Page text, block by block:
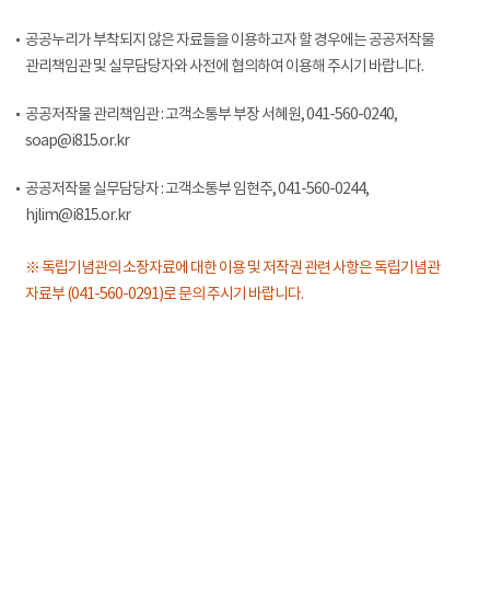
공공누리가 부착되지 않은 자료들을 이용하고자 할 경우에는 공공저작물
관리책임관 및 실무담당자와 사전에 협의하여 이용해 주시기 바랍니다.
공공저작물 관리책임관 : 고객소통부 부장 서혜원, 041-560-0240,
soap@i815.or.kr
공공저작물 실무담당자 : 고객소통부 임현주, 041-560-0244,
hjlim@i815.or.kr
※ 독립기념관의 소장자료에 대한 이용 및 저작권 관련 사항은 독립기념관
자료부 (041-560-0291)로 문의 주시기 바랍니다.